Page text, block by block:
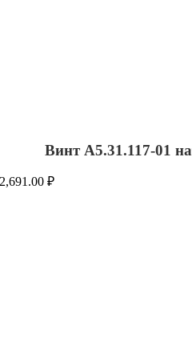
Винт А5.31.117-01
2,691.00₽